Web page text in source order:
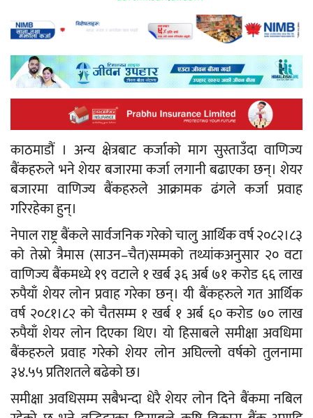
काठमाडौं । अन्य क्षेत्रबाट कर्जाको माग सुस्ताउँदा वाणिज्य
बैंकहरुले भने शेयर बजारमा कर्जा लगानी बढाएका छन्। शेयर
बजारमा वाणिज्य बैंकहरुले आक्रामक ढंगले कर्जा प्रवाह
गरिरहेका हुन्।
नेपाल राष्ट्र बैंकले सार्वजनिक गरेको चालु आर्थिक वर्ष २०८२।८३
को तेस्रो त्रैमास (साउन–चैत)सम्मको तथ्यांकअनुसार २० वटा
वाणिज्य बैंकमध्ये १९ वटाले १ खर्ब ३६ अर्ब ७१ करोड ६६ लाख
रुपैयाँ शेयर लोन प्रवाह गरेका छन्। यी बैंकहरुले गत आर्थिक
वर्ष २०८१।८२ को चैतसम्म १ खर्ब १ अर्ब ६० करोड ७० लाख
रुपैयाँ शेयर लोन दिएका थिए। यो हिसाबले समीक्षा अवधिमा
बैंकहरुले प्रवाह गरेको शेयर लोन अघिल्लो वर्षको तुलनामा
३४.५५ प्रतिशतले बढेको छ।
समीक्षा अवधिसम्म सबैभन्दा धेरै शेयर लोन दिने बैंकमा नबिल